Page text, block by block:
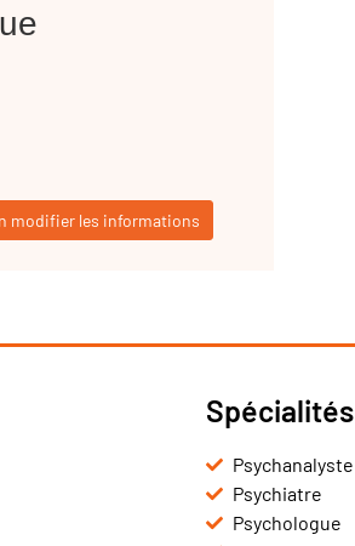
modifier les informations
Spécialités
Psychanalyste
Psychiatre
Psychologue